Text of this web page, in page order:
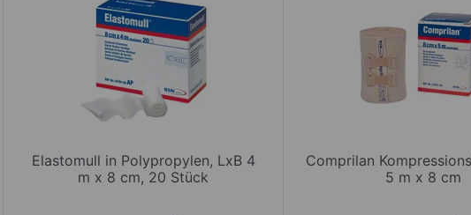
Elastomull in Polypropylen, LxB 4
m x 8 cm, 20 Stück
Comprilan
5 m x 8 cm